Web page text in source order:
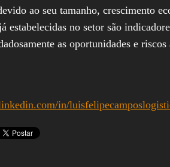
ao seu tamanho, crescimento
estabelecidas no setor são
as oportunidades e
in/